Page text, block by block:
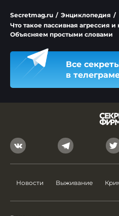
Secretmag.ru / Энциклопедия /
Что такое пассивная агрессия и
Объясняем простыми словами
Все
в
Новости Выживание